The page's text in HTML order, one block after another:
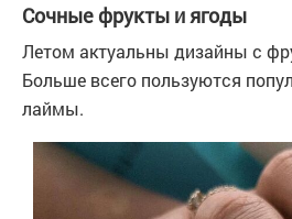
Сочные фрукты и ягоды
Летом актуальны дизайны с
Больше всего пользуются
лаймы.